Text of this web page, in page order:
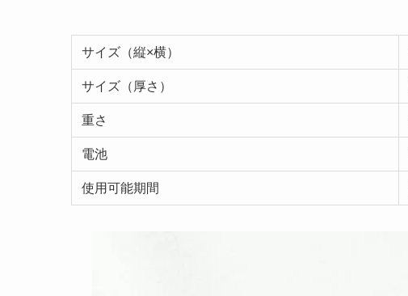
サイズ（縦×横）
サイズ（厚さ）
重さ
電池
使用可能期間